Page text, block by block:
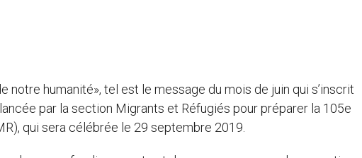
notre humanité», tel est le message du mois de juin qui s’inscrit
par la section Migrants et Réfugiés pour préparer la 105e
qui sera célébrée le 29 septembre 2019.